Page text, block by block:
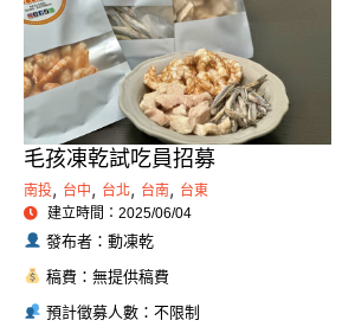
毛孩凍乾試吃員招募
南投, 台中, 台北, 台南, 台東
建立時間：2025/06/04
發布者：動凍乾
稿費：無提供稿費
預計徵募人數：不限制